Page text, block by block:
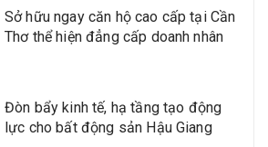
Sở hữu ngay căn hộ cao cấp tại Cần
Thơ thể hiện đẳng cấp doanh nhân
Đòn bẩy kinh tế, hạ tầng tạo động
lực cho bất động sản Hậu Giang